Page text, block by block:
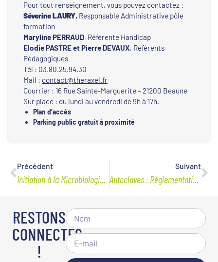
Pour tout renseignement, vous pouvez contactez :
Séverine LAURY, Responsable Administrative pôle
formation
Maryline PERRAUD, Référente Handicap
Elodie PASTRE et Pierre DEVAUX, Référents
Pédagogiques
Tél : 03.80.25.94.30
Mail : contact@theraxel.fr
Courrier : 16 Rue Sainte-Marguerite – 21200 Beaune
Sur place : du lundi au vendredi de 9h à 17h.
Plan d’accès
Parking public gratuit à proximité
Précédent
Initiation à la Microbiologie en Industrie Pharmaceutique et Cosmétique
Suivant
Autoclaves : Réglementation, Design et Approche de Qualification / Validation Associée
RESTONS
CONNECTÉS
!